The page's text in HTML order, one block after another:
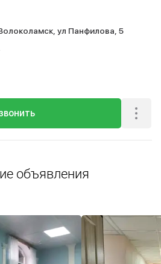
ул Панфилова, 5
объявления